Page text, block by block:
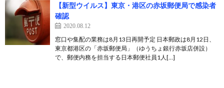
【新型ウイルス】東京・港区の赤坂郵便局で感染者
確認
2020.08.12
窓口や集配の業務は8月13日再開予定 日本郵政は8月12日、
東京都港区の「赤坂郵便局」（ゆうちょ銀行赤坂店併設）
で、郵便内務を担当する日本郵便社員1人[…]